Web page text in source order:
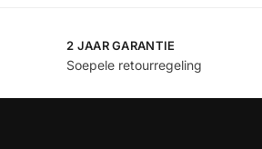
2 JAAR GARANTIE
Soepele retourregeling